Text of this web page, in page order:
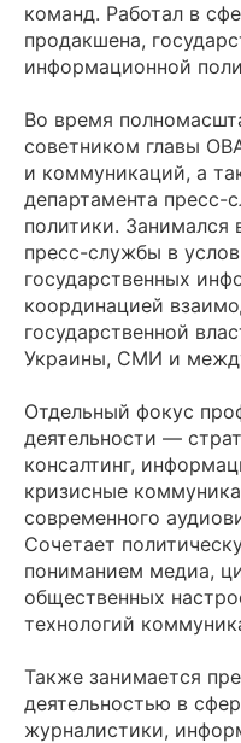
команд. Работал в
продакшена,
информационной
Во время
советником главы
и коммуникаций, а
департамента пресс-
политики. Занимался
пресс-службы в
государственных
координацией
государственной
Украины, СМИ и
Отдельный фокус
деятельности —
консалтинг,
кризисные
современного
Сочетает
пониманием медиа,
общественных
технологий
Также занимается
деятельностью в
журналистики,